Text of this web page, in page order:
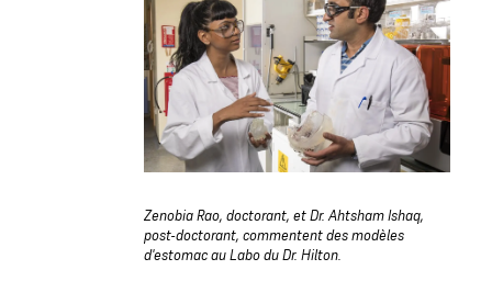
Zenobia Rao, doctorant, et Dr. Ahtsham Ishaq,
post-doctorant, commentent des modèles
d'estomac au Labo du Dr. Hilton.